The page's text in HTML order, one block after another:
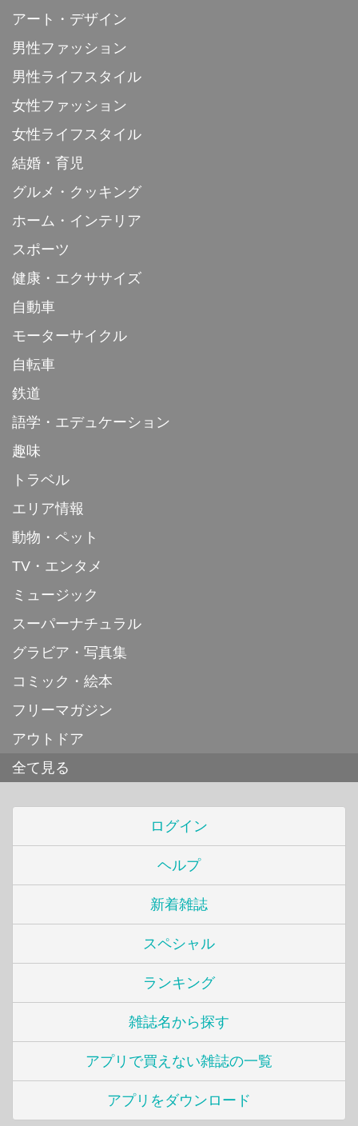
アート・デザイン
男性ファッション
男性ライフスタイル
女性ファッション
女性ライフスタイル
結婚・育児
グルメ・クッキング
ホーム・インテリア
スポーツ
健康・エクササイズ
自動車
モーターサイクル
自転車
鉄道
語学・エデュケーション
趣味
トラベル
エリア情報
動物・ペット
TV・エンタメ
ミュージック
スーパーナチュラル
グラビア・写真集
コミック・絵本
フリーマガジン
アウトドア
全て見る
ログイン
ヘルプ
新着雑誌
スペシャル
ランキング
雑誌名から探す
アプリで買えない雑誌の一覧
アプリをダウンロード